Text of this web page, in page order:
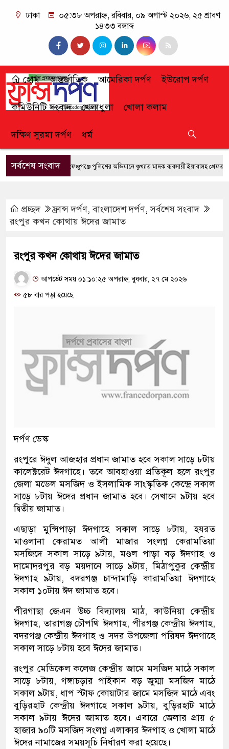
ঢাকা
০৫:৩৮ অপরাহ্ন, রবিবার, ০৯ অগাস্ট ২০২৬, ২৫ শ্রাবণ
১৪৩৩ বঙ্গাব্দ
হোম আন্তর্জাতিক আমেরিকা দর্পণ ইউরোপ দর্পণ
কমিউনিটি সংবাদ খেলাধুলা খোলা কলাম
দক্ষিণ সুরমা দর্পণ ধর্ম
সর্বশেষ সংবাদফেঞ্চুগঞ্জে পুলিশের অভিযানে কুখ্যাত মাদক ব্যবসায়ী ইয়াবাসহ গ্রেফতার
প্রচ্ছদ ফ্রান্স দর্পণ,বাংলাদেশ দর্পণ,সর্বশেষ সংবাদ
রংপুর কখন কোথায় ঈদের জামাত
রংপুর কখন কোথায় ঈদের জামাত
আপডেট সময় ০১:১০:২৫ অপরাহ্ন, বুধবার, ২৭ মে ২০২৬
৫৮ বার পড়া হয়েছে
দর্পণ ডেস্ক
রংপুরে ঈদুল আজহার প্রধান জামাত হবে সকাল সাড়ে ৮টায়
কালেক্টরেট ঈদগাহে। তবে আবহাওয়া প্রতিকূল হলে রংপুর
জেলা মডেল মসজিদ ও ইসলামিক সাংস্কৃতিক কেন্দ্রে সকাল
সাড়ে ৮টায় ঈদের প্রধান জামাত হবে। সেখানে ৯টায় হবে
দ্বিতীয় জামাত।
এছাড়া মুন্সিপাড়া ঈদগাহে সকাল সাড়ে ৮টায়, হযরত
মাওলানা কেরামত আলী মাজার সংলগ্ন কেরামতিয়া
মসজিদে সকাল সাড়ে ৯টায়, মণ্ডল পাড়া বড় ঈদগাহ ও
দামোদরপুর বড় ময়দানে সাড়ে ৯টায়, মিঠাপুকুর কেন্দ্রীয়
ঈদগাহ ৯টায়, বদরগঞ্জ চান্দামাড়ি কারামতিয়া ঈদগাহে
সকাল ১০টায় ঈদ জামাত হবে।
পীরগাছা জেএন উচ্চ বিদ্যালয় মাঠ, কাউনিয়া কেন্দ্রীয়
ঈদগাহ, তারাগঞ্জ চৌপথি ঈদগাহ, পীরগঞ্জ কেন্দ্রীয় ঈদগাহ,
বদরগঞ্জ কেন্দ্রীয় ঈদগাহ ও সদর উপজেলা পরিষদ ঈদগাহে
সকাল সাড়ে ৮টায় হবে ঈদের জামাত।
রংপুর মেডিকেল কলেজ কেন্দ্রীয় জামে মসজিদ মাঠে সকাল
সাড়ে ৮টায়, গঙ্গাচড়ার পাইকান বড় জুম্মা মসজিদ মাঠে
সকাল ৯টায়, ধাপ স্টাফ কোয়াটার জামে মসজিদ মাঠে এবং
বুড়িরহাট কেন্দ্রীয় ঈদগাহে সকাল ৯টায়, বুড়িরহাট মাঠে
সকাল ৯টায় ঈদের জামাত হবে। এবারে জেলার প্রায় ৫
হাজার ৯০টি মসজিদ সংলগ্ন এলাকার ঈদগাহ ও খোলা মাঠে
ঈদের নামাজের সময়সূচি নির্ধারণ করা হয়েছে।